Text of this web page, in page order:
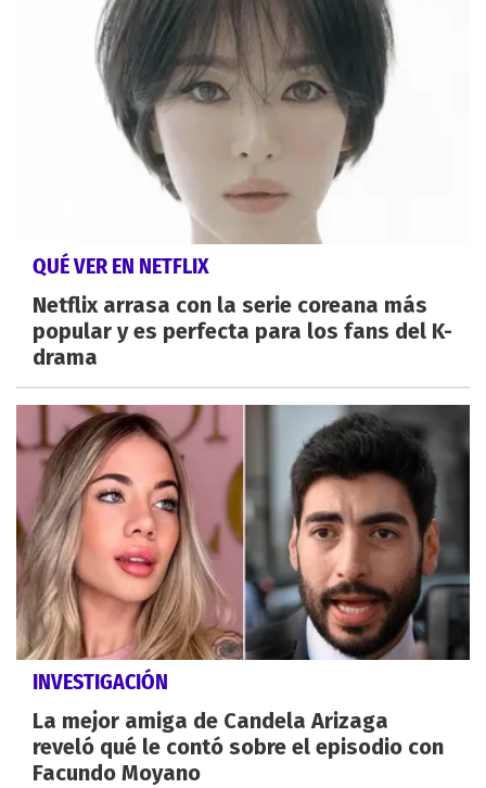
QUÉ VER EN NETFLIX
Netflix arrasa con la serie coreana más
popular y es perfecta para los fans del K-
drama
INVESTIGACIÓN
La mejor amiga de Candela Arizaga
reveló qué le contó sobre el episodio con
Facundo Moyano